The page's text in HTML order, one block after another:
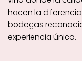
hacen la
bodegas
experiencia única.